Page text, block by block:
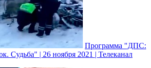
Программа "ДПС:
Судьба" | 26 ноября 2021 | Телеканал